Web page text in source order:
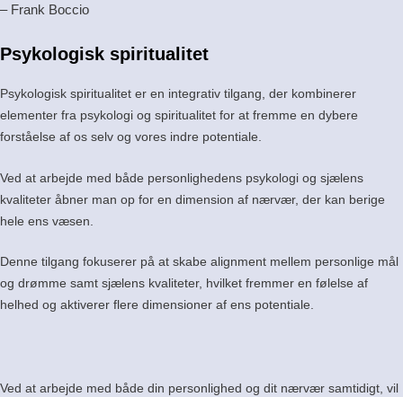
– Frank Boccio
Psykologisk spiritualitet
Psykologisk spiritualitet er en integrativ tilgang, der kombinerer
elementer fra psykologi og spiritualitet for at fremme en dybere
forståelse af os selv og vores indre potentiale.
Ved at arbejde med både personlighedens psykologi og sjælens
kvaliteter åbner man op for en dimension af nærvær, der kan berige
hele ens væsen.
Denne tilgang fokuserer på at skabe alignment mellem personlige mål
og drømme samt sjælens kvaliteter, hvilket fremmer en følelse af
helhed og aktiverer flere dimensioner af ens potentiale.
Ved at arbejde med både din personlighed og dit nærvær samtidigt, vil